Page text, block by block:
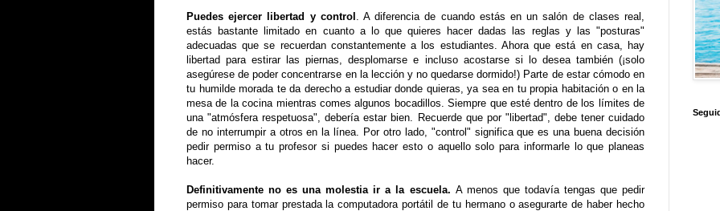
Puedes ejercer libertad y control . A diferencia de cuando estás en un salón de clases real,
estás bastante limitado en cuanto a lo que quieres hacer dadas las reglas y las "posturas"
adecuadas que se recuerdan constantemente a los estudiantes. Ahora que está en casa, hay
libertad para estirar las piernas, desplomarse e incluso acostarse si lo desea también (¡solo
asegúrese de poder concentrarse en la lección y no quedarse dormido!) Parte de estar cómodo en
tu humilde morada te da derecho a estudiar donde quieras, ya sea en tu propia habitación o en la
mesa de la cocina mientras comes algunos bocadillos. Siempre que esté dentro de los límites de
una "atmósfera respetuosa", debería estar bien. Recuerde que por "libertad", debe tener cuidado
de no interrumpir a otros en la línea. Por otro lado, "control" significa que es una buena decisión
pedir permiso a tu profesor si puedes hacer esto o aquello solo para informarle lo que planeas
hacer.
Definitivamente no es una molestia ir a la escuela. A menos que todavía tengas que pedir
permiso para tomar prestada la computadora portátil de tu hermano o asegurarte de haber hecho